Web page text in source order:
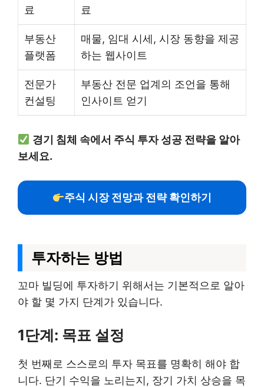
료
료
부동산
플랫폼
매물, 임대 시세, 시장 동향을 제공
하는 웹사이트
전문가
컨설팅
부동산 전문 업계의 조언을 통해
인사이트 얻기
경기 침체 속에서 주식 투자 성공 전략을 알아
보세요.
주식 시장 전망과 전략 확인하기
투자하는 방법
꼬마 빌딩에 투자하기 위해서는 기본적으로 알아
야 할 몇 가지 단계가 있습니다.
1단계: 목표 설정
첫 번째로 스스로의 투자 목표를 명확히 해야 합
니다. 단기 수익을 노리는지, 장기 가치 상승을 목